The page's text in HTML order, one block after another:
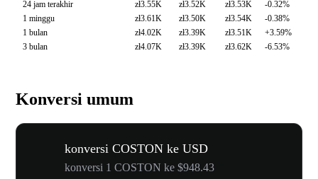
24 jam terakhir
zł3.55K zł3.52K zł3.53K
-0.32%
1 minggu
zł3.61K zł3.50K zł3.54K
-0.38%
1 bulan
zł4.02K zł3.39K zł3.51K
+3.59%
3 bulan
zł4.07K zł3.39K zł3.62K -6.53%
Konversi umum
konversi COSTON ke USD
konversi 1 COSTON ke $948.43